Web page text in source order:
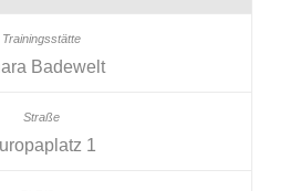
Badewelt
1